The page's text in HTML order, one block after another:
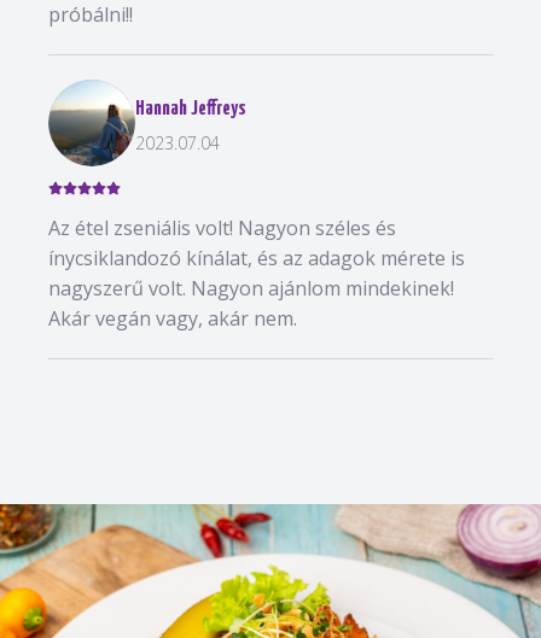
próbálni!!
Hannah Jeffreys
2023.07.04
Az étel zseniális volt! Nagyon széles és
ínycsiklandozó kínálat, és az adagok mérete is
nagyszerű volt. Nagyon ajánlom mindekinek!
Akár vegán vagy, akár nem.